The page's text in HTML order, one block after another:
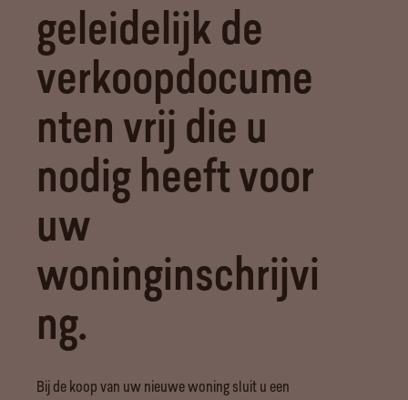
geleidelijk de
verkoopdocume
nten vrij die u
nodig heeft voor
uw
woninginschrijvi
ng.
Bij de koop van uw nieuwe woning sluit u een